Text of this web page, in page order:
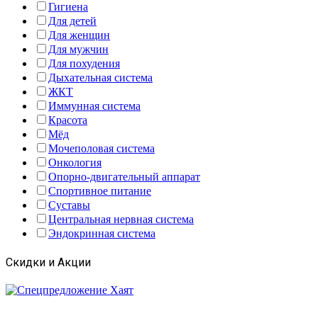
Гигиена
Для детей
Для женщин
Для мужчин
Для похудения
Дыхательная система
ЖКТ
Иммунная система
Красота
Мёд
Мочеполовая система
Онкология
Опорно-двигательный аппарат
Спортивное питание
Суставы
Центральная нервная система
Эндокринная система
Скидки и Акции